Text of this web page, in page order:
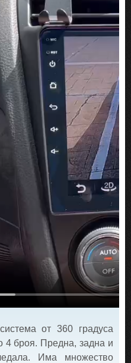
от 360 градуса
4 броя. Предна, задна и
Има множество